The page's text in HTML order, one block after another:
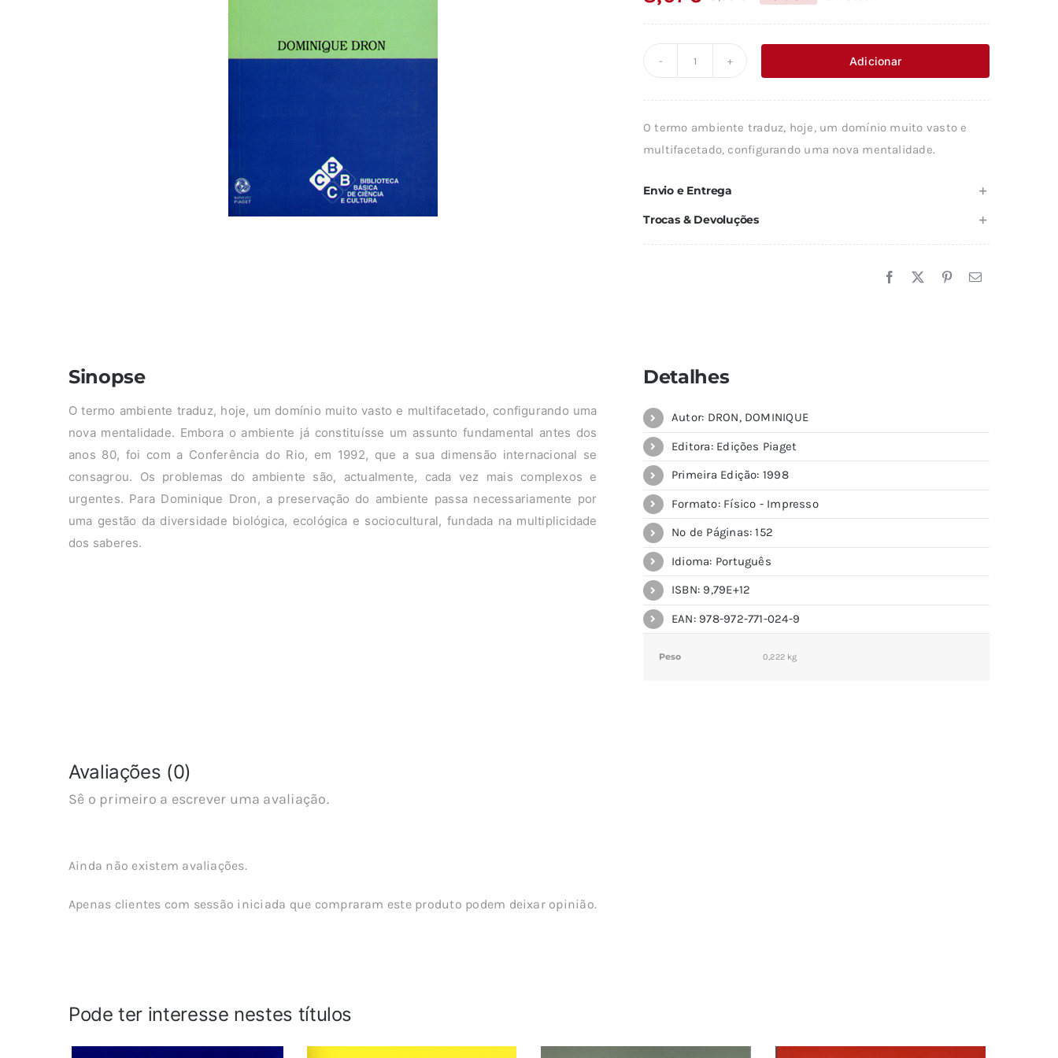
O
era:
O
é:
ESCOLHAS
Adicionar
O termo ambiente traduz, hoje, um domínio muito vasto e
multifacetado, configurando uma nova mentalidade.
Envio e Entrega
Trocas & Devoluções
Sinopse
O termo ambiente traduz, hoje, um domínio muito vasto e multifacetado, configurando uma
nova mentalidade. Embora o ambiente já constituísse um assunto fundamental antes dos
anos 80, foi com a Conferência do Rio, em 1992, que a sua dimensão internacional se
consagrou. Os problemas do ambiente são, actualmente, cada vez mais complexos e
urgentes. Para Dominique Dron, a preservação do ambiente passa necessariamente por
uma gestão da diversidade biológica, ecológica e sociocultural, fundada na multiplicidade
dos saberes.
Detalhes
Autor: DRON, DOMINIQUE
Editora: Edições Piaget
Primeira Edição: 1998
Formato: Físico - Impresso
Nº de Páginas: 152
Idioma: Português
ISBN: 9,79E+12
EAN: 978-972-771-024-9
Peso 0,222 kg
Avaliações (0)
Sê o primeiro a escrever uma avaliação.
Ainda não existem avaliações.
Apenas clientes com sessão iniciada que compraram este produto podem deixar opinião.
Pode ter interesse nestes títulos